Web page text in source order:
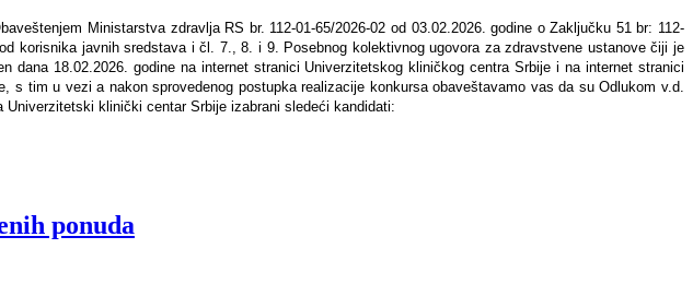
Ministarstva zdravlja RS br. 112-01-65/2026-02 od 03.02.2026. godine o Zaključku 51 br: 112-
korisnika javnih sredstava i čl. 7., 8. i 9. Posebnog kolektivnog ugovora za zdravstvene ustanove čiji je
dana 18.02.2026. godine na internet stranici Univerzitetskog kliničkog centra Srbije i na internet stranici
tim u vezi a nakon sprovedenog postupka realizacije konkursa obaveštavamo vas da su Odlukom v.d.
klinički centar Srbije izabrani sledeći kandidati:
ponuda